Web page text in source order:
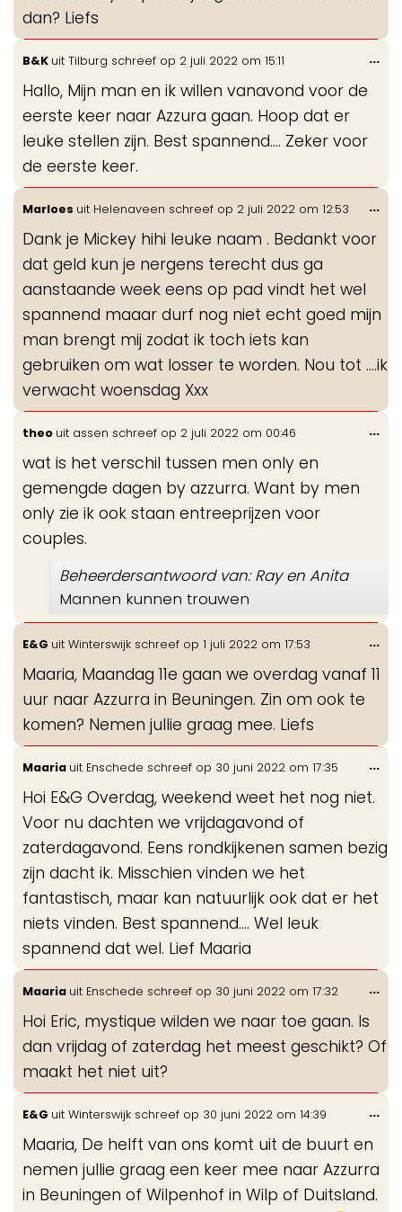
dan? Liefs
B&K uit Tilburg schreef op 2 juli 2022 om 15:11
Hallo, Mijn man en ik willen vanavond voor de
eerste keer naar Azzura gaan. Hoop dat er
leuke stellen zijn. Best spannend…. Zeker voor
de eerste keer.
...
Marloes uit Helenaveen schreef op 2 juli 2022 om 12:53
Dank je Mickey hihi leuke naam . Bedankt voor
dat geld kun je nergens terecht dus ga
aanstaande week eens op pad vindt het wel
spannend maaar durf nog niet echt goed mijn
man brengt mij zodat ik toch iets kan
gebruiken om wat losser te worden. Nou tot ....ik
verwacht woensdag Xxx
...
theo uit assen schreef op 2 juli 2022 om 00:46
wat is het verschil tussen men only en
gemengde dagen by azzurra. Want by men
only zie ik ook staan entreeprijzen voor
couples.
Beheerdersantwoord van: Ray en Anita
Mannen kunnen trouwen
...
E&G uit Winterswijk schreef op 1 juli 2022 om 17:53
Maaria, Maandag 11e gaan we overdag vanaf 11
uur naar Azzurra in Beuningen. Zin om ook te
komen? Nemen jullie graag mee. Liefs
...
Maaria uit Enschede schreef op 30 juni 2022 om 17:35
Hoi E&G Overdag, weekend weet het nog niet.
Voor nu dachten we vrijdagavond of
zaterdagavond. Eens rondkijkenen samen bezig
zijn dacht ik. Misschien vinden we het
fantastisch, maar kan natuurlijk ook dat er het
niets vinden. Best spannend…. Wel leuk
spannend dat wel. Lief Maaria
...
Maaria uit Enschede schreef op 30 juni 2022 om 17:32
Hoi Eric, mystique wilden we naar toe gaan. Is
dan vrijdag of zaterdag het meest geschikt? Of
maakt het niet uit?
...
E&G uit Winterswijk schreef op 30 juni 2022 om 14:39
Maaria, De helft van ons komt uit de buurt en
nemen jullie graag een keer mee naar Azzurra
in Beuningen of Wilpenhof in Wilp of Duitsland.
...